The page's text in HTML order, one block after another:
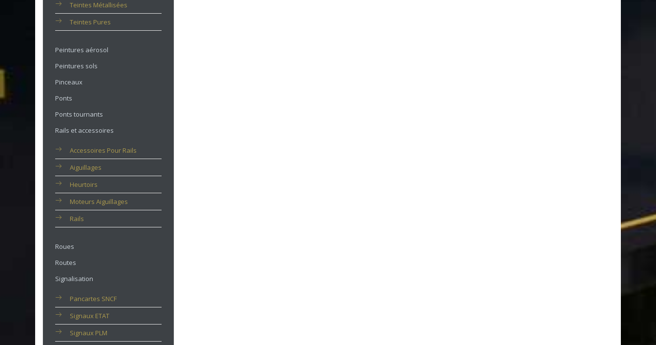
Teintes Métallisées
Teintes Pures
Peintures aérosol
Peintures sols
Pinceaux
Ponts
Ponts tournants
Rails et accessoires
Accessoires Pour Rails
Aiguillages
Heurtoirs
Moteurs Aiguillages
Rails
Roues
Routes
Signalisation
Pancartes SNCF
Signaux ETAT
Signaux PLM